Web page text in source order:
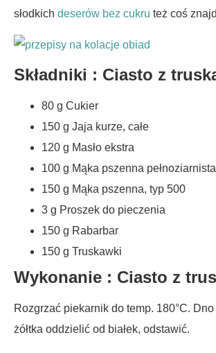
słodkich deserów bez cukru też coś
Składniki : Ciasto z
80 g Cukier
150 g Jaja kurze, całe
120 g Masło ekstra
100 g Mąka pszenna pełnoziarnista
150 g Mąka pszenna, typ 500
3 g Proszek do pieczenia
150 g Rabarbar
150 g Truskawki
Wykonanie : Ciasto z
Rozgrzać piekarnik do temp. 180°C.
żółtka oddzielić od białek, odstawić.